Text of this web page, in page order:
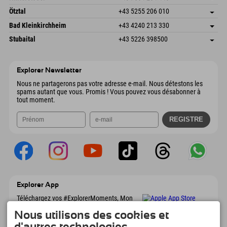
6272 Kaltenbach im Zillertal
Autriche
Informations d'arrivée
Réservation
Freizeitpark 10
Autriche
Enregistrer l'adresse
Réservation
Ötztal +43 5255 206 010
Gscheat 14
6441 Umhausen
Autriche
Enregistrer l'adresse
Informations d'arrivée
Réservation
Bad Kleinkirchheim +43 4240 213 330
Dorfstraße 24
Enregistrer l'adresse
Stubaital +43 5226 398500
Explorer Newsletter
Nous ne partagerons pas votre adresse e-mail. Nous détestons les
spams autant que vous. Promis ! Vous pouvez vous désabonner à
tout moment.
Explorer App
Téléchargez vos #ExplorerMoments, Mon
réservations, liste de choses à faire, aperçu
des restaurants et bien plus encore.
Nous utilisons des cookies et